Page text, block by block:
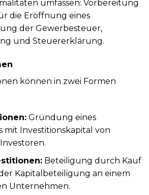
umfassen: Vorbereitung
die Eröffnung eines
der Gewerbesteuer,
und Steuererklärung.
können in zwei Formen
Gründung eines
mit Investitionskapital von
Beteiligung durch Kauf
Kapitalbeteiligung an einem
Unternehmen.